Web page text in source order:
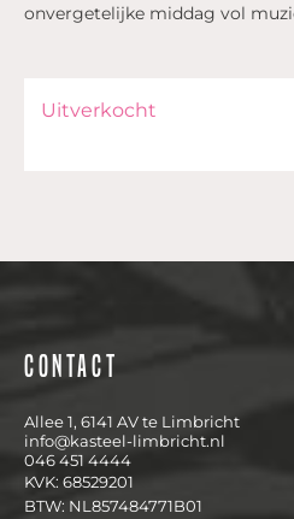
Uitverkocht
onvergetelijke middag vol
Contact
Allee 1, 6141 AV te Limbricht
info@kasteel-limbricht.nl
046 451 4444
KVK: 68529201
BTW: NL857484771B01